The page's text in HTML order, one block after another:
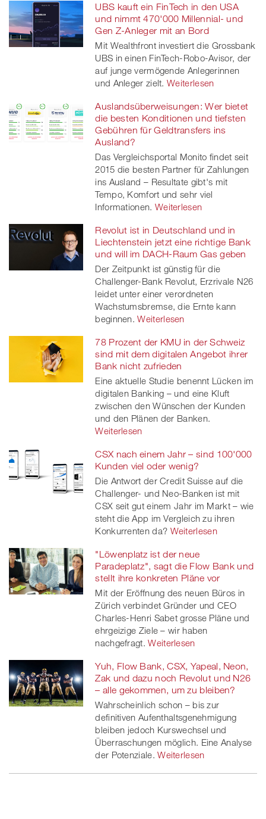
UBS kauft ein FinTech in den USA
und nimmt 470'000 Millennial- und
Gen Z-Anleger mit an Bord
Mit Wealthfront investiert die Grossbank
UBS in einen FinTech-Robo-Avisor, der
auf junge vermögende Anlegerinnen
und Anleger zielt. Weiterlesen
Auslandsüberweisungen: Wer bietet
die besten Konditionen und tiefsten
Gebühren für Geldtransfers ins
Ausland?
Das Vergleichsportal Monito findet seit
2015 die besten Partner für Zahlungen
ins Ausland – Resultate gibt's mit
Tempo, Komfort und sehr viel
Informationen. Weiterlesen
Revolut ist in Deutschland und in
Liechtenstein jetzt eine richtige Bank
und will im DACH-Raum Gas geben
Der Zeitpunkt ist günstig für die
Challenger-Bank Revolut, Erzrivale N26
leidet unter einer verordneten
Wachstumsbremse, die Ernte kann
beginnen. Weiterlesen
78 Prozent der KMU in der Schweiz
sind mit dem digitalen Angebot ihrer
Bank nicht zufrieden
Eine aktuelle Studie benennt Lücken im
digitalen Banking – und eine Kluft
zwischen den Wünschen der Kunden
und den Plänen der Banken.
Weiterlesen
CSX nach einem Jahr – sind 100'000
Kunden viel oder wenig?
Die Antwort der Credit Suisse auf die
Challenger- und Neo-Banken ist mit
CSX seit gut einem Jahr im Markt – wie
steht die App im Vergleich zu ihren
Konkurrenten da? Weiterlesen
"Löwenplatz ist der neue
Paradeplatz", sagt die Flow Bank und
stellt ihre konkreten Pläne vor
Mit der Eröffnung des neuen Büros in
Zürich verbindet Gründer und CEO
Charles-Henri Sabet grosse Pläne und
ehrgeizige Ziele – wir haben
nachgefragt. Weiterlesen
Yuh, Flow Bank, CSX, Yapeal, Neon,
Zak und dazu noch Revolut und N26
– alle gekommen, um zu bleiben?
Wahrscheinlich schon – bis zur
definitiven Aufenthaltsgenehmigung
bleiben jedoch Kurswechsel und
Überraschungen möglich. Eine Analyse
der Potenziale. Weiterlesen